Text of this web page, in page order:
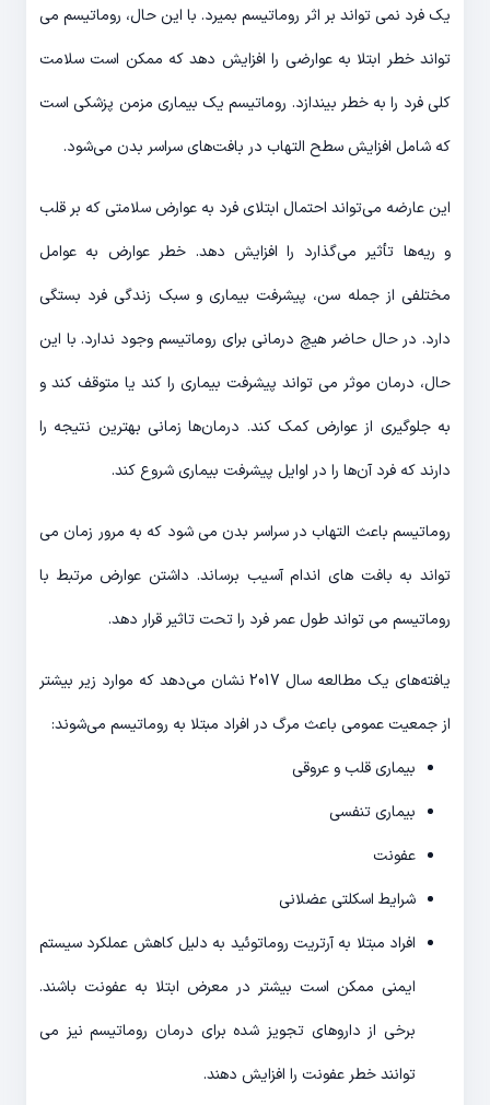
یک فرد نمی تواند بر اثر روماتیسم بمیرد. با این حال، روماتیسم می
تواند خطر ابتلا به عوارضی را افزایش دهد که ممکن است سلامت
کلی فرد را به خطر بیندازد. روماتیسم یک بیماری مزمن پزشکی است
که شامل افزایش سطح التهاب در بافت‌های سراسر بدن می‌شود.
این عارضه می‌تواند احتمال ابتلای فرد به عوارض سلامتی که بر قلب
و ریه‌ها تأثیر می‌گذارد را افزایش دهد. خطر عوارض به عوامل
مختلفی از جمله سن، پیشرفت بیماری و سبک زندگی فرد بستگی
دارد. در حال حاضر هیچ درمانی برای روماتیسم وجود ندارد. با این
حال، درمان موثر می تواند پیشرفت بیماری را کند یا متوقف کند و
به جلوگیری از عوارض کمک کند. درمان‌ها زمانی بهترین نتیجه را
دارند که فرد آن‌ها را در اوایل پیشرفت بیماری شروع کند.
روماتیسم باعث التهاب در سراسر بدن می شود که به مرور زمان می
تواند به بافت های اندام آسیب برساند. داشتن عوارض مرتبط با
روماتیسم می تواند طول عمر فرد را تحت تاثیر قرار دهد.
یافته‌های یک مطالعه سال 2017 نشان می‌دهد که موارد زیر بیشتر
از جمعیت عمومی باعث مرگ در افراد مبتلا به روماتیسم می‌شوند:
بیماری قلب و عروقی
بیماری تنفسی
عفونت
شرایط اسکلتی عضلانی
افراد مبتلا به آرتریت روماتوئید به دلیل کاهش عملکرد سیستم
ایمنی ممکن است بیشتر در معرض ابتلا به عفونت باشند.
برخی از داروهای تجویز شده برای درمان روماتیسم نیز می
توانند خطر عفونت را افزایش دهند.